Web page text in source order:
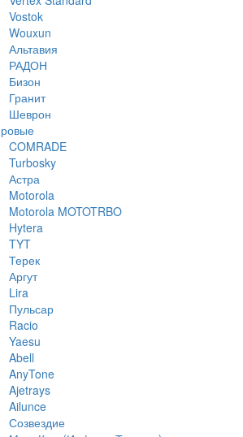
Vostok
Wouxun
Альтавия
РАДОН
Бизон
Гранит
Шеврон
COMRADE
Turbosky
Астра
Motorola
Motorola MOTOTRBO
Hytera
TYT
Терек
Аргут
Lira
Пульсар
Racio
Yaesu
Abell
AnyTone
Ajetrays
Ailunce
Созвездие